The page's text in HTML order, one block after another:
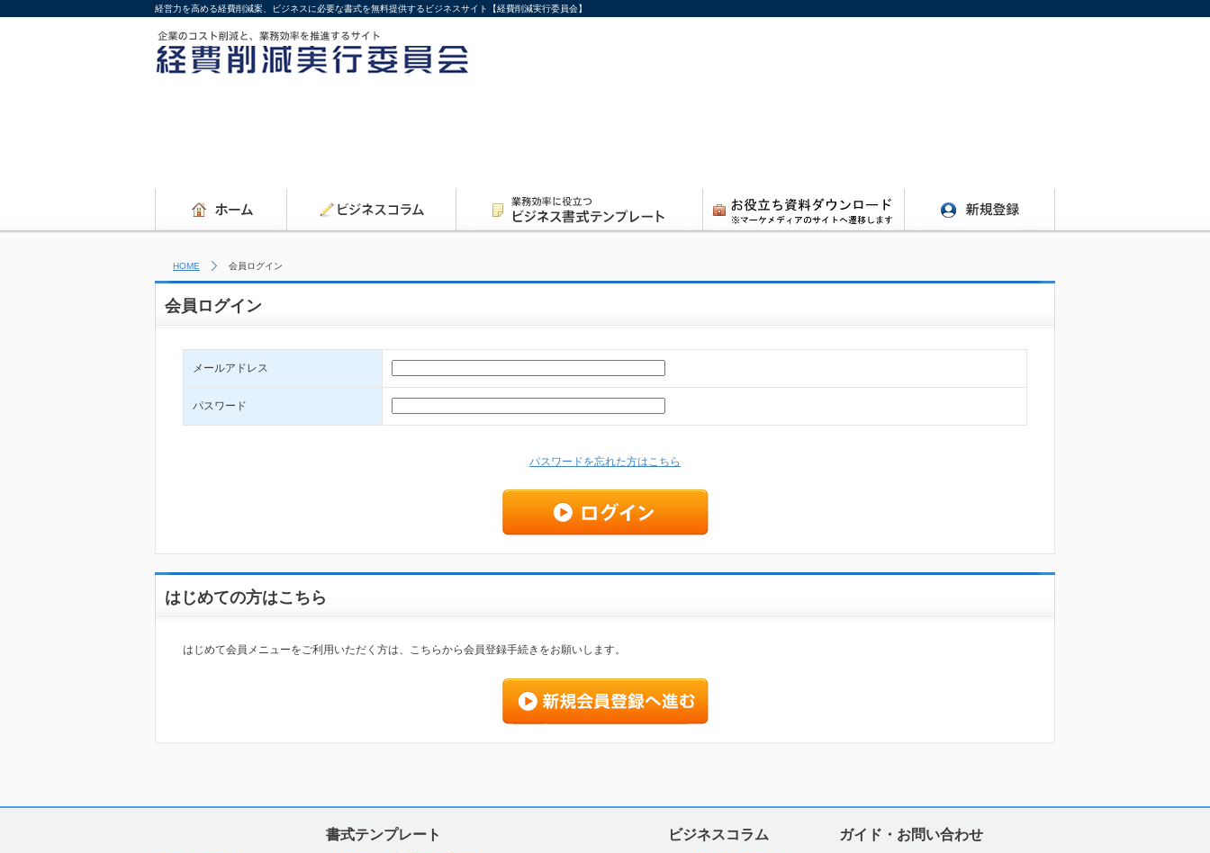
経営力を高める経費削減案、ビジネスに必要な書式を無料提供するビジネスサイト【経費削減実行委員会】
HOME 会員ログイン
会員ログイン
メールアドレス
パスワード
パスワードを忘れた方はこちら
はじめての方はこちら
はじめて会員メニューをご利用いただく方は、こちらから会員登録手続きをお願いします。
書式テンプレート ビジネスコラム ガイド・お問い合わせ